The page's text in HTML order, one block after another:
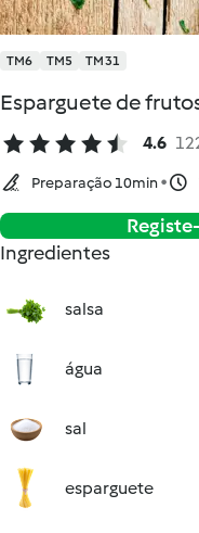
TM6 TM5 TM31
Esparguete de
4.6
Preparação 10min
Ingredientes
salsa
água
sal
esparguete